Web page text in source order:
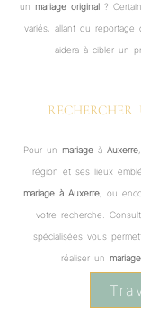
un mariage original?
variés, allant du reportage
aidera à cibler un
RECHERCHER
Pour un mariage à Auxerre
région et ses lieux
mariage à Auxerre , ou
votre recherche.
spécialisées vous
réaliser un